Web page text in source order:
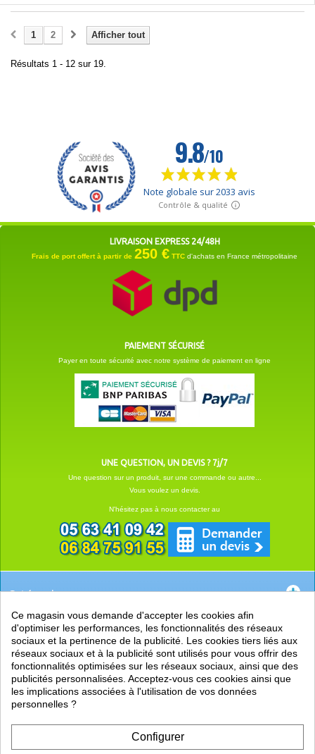
Afficher tout
1 2
Résultats 1 - 12 sur 19.
LIVRAISON EXPRESS 24/48H
Frais de port offert à partir de 250 € TTC d'achats en France métropolitaine
PAIEMENT SÉCURISÉ
Payer en toute sécurité avec notre système de paiement en ligne
UNE QUESTION, UN DEVIS ? 7j/7
Une question sur un produit, sur une commande ou autre...
Vous voulez un devis.
N'hésitez pas à nous contacter au
Catégories
EN SAVOIR +
PRATIQUE
LIENS
Ce magasin vous demande d'accepter les cookies afin
d'optimiser les performances, les fonctionnalités des réseaux
sociaux et la pertinence de la publicité. Les cookies tiers liés aux
réseaux sociaux et à la publicité sont utilisés pour vous offrir des
fonctionnalités optimisées sur les réseaux sociaux, ainsi que des
publicités personnalisées. Acceptez-vous ces cookies ainsi que
les implications associées à l'utilisation de vos données
personnelles ?
Configurer